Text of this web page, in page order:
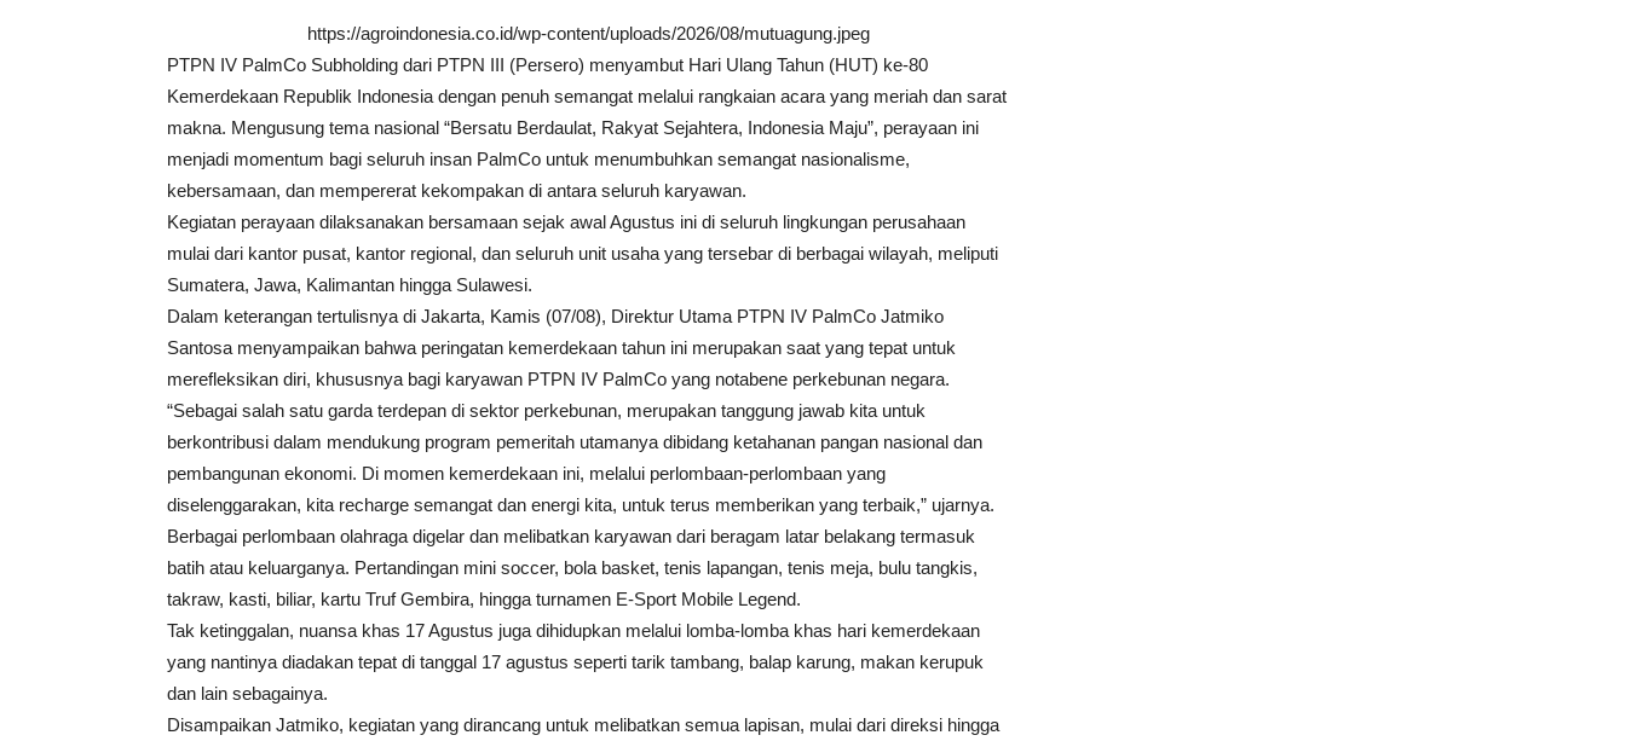
https://agroindonesia.co.id/wp-content/uploads/2026/08/mutuagung.jpeg
PTPN IV PalmCo Subholding dari PTPN III (Persero) menyambut Hari Ulang Tahun (HUT) ke-80
Kemerdekaan Republik Indonesia dengan penuh semangat melalui rangkaian acara yang meriah dan sarat
makna. Mengusung tema nasional “Bersatu Berdaulat, Rakyat Sejahtera, Indonesia Maju”, perayaan ini
menjadi momentum bagi seluruh insan PalmCo untuk menumbuhkan semangat nasionalisme,
kebersamaan, dan mempererat kekompakan di antara seluruh karyawan.
Kegiatan perayaan dilaksanakan bersamaan sejak awal Agustus ini di seluruh lingkungan perusahaan
mulai dari kantor pusat, kantor regional, dan seluruh unit usaha yang tersebar di berbagai wilayah, meliputi
Sumatera, Jawa, Kalimantan hingga Sulawesi.
Dalam keterangan tertulisnya di Jakarta, Kamis (07/08), Direktur Utama PTPN IV PalmCo Jatmiko
Santosa menyampaikan bahwa peringatan kemerdekaan tahun ini merupakan saat yang tepat untuk
merefleksikan diri, khususnya bagi karyawan PTPN IV PalmCo yang notabene perkebunan negara.
“Sebagai salah satu garda terdepan di sektor perkebunan, merupakan tanggung jawab kita untuk
berkontribusi dalam mendukung program pemeritah utamanya dibidang ketahanan pangan nasional dan
pembangunan ekonomi. Di momen kemerdekaan ini, melalui perlombaan-perlombaan yang
diselenggarakan, kita recharge semangat dan energi kita, untuk terus memberikan yang terbaik,” ujarnya.
Berbagai perlombaan olahraga digelar dan melibatkan karyawan dari beragam latar belakang termasuk
batih atau keluarganya. Pertandingan mini soccer, bola basket, tenis lapangan, tenis meja, bulu tangkis,
takraw, kasti, biliar, kartu Truf Gembira, hingga turnamen E-Sport Mobile Legend.
Tak ketinggalan, nuansa khas 17 Agustus juga dihidupkan melalui lomba-lomba khas hari kemerdekaan
yang nantinya diadakan tepat di tanggal 17 agustus seperti tarik tambang, balap karung, makan kerupuk
dan lain sebagainya.
Disampaikan Jatmiko, kegiatan yang dirancang untuk melibatkan semua lapisan, mulai dari direksi hingga